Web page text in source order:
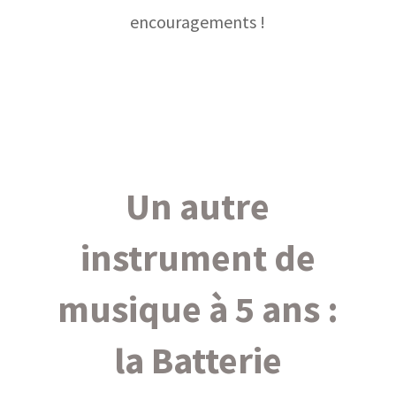
encouragements !
Un autre
instrument de
musique à 5 ans :
la Batterie